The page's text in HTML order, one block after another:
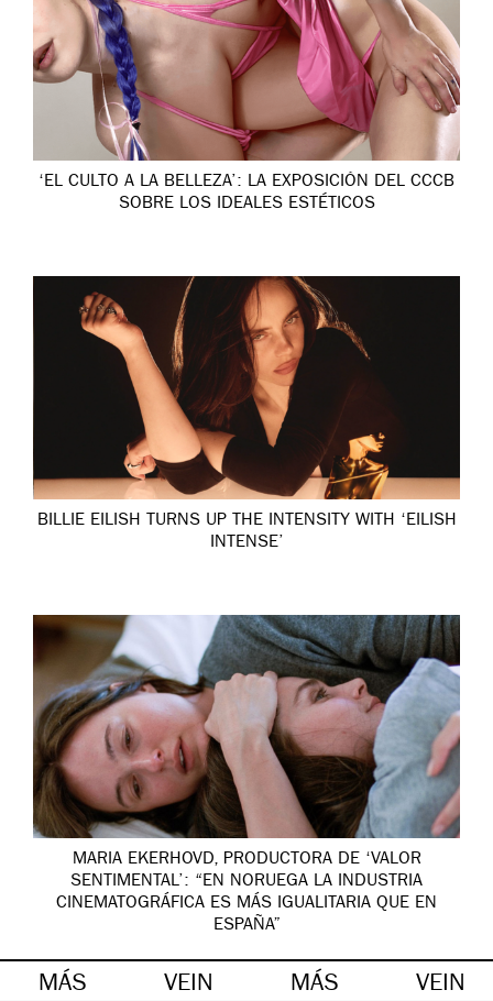
‘EL CULTO A LA BELLEZA’: LA EXPOSICIÓN DEL CCCB
SOBRE LOS IDEALES ESTÉTICOS
BILLIE EILISH TURNS UP THE INTENSITY WITH ‘EILISH
INTENSE’
MARIA EKERHOVD, PRODUCTORA DE ‘VALOR
SENTIMENTAL’: “EN NORUEGA LA INDUSTRIA
CINEMATOGRÁFICA ES MÁS IGUALITARIA QUE EN
ESPAÑA”
MÁS VEIN MÁS VEIN